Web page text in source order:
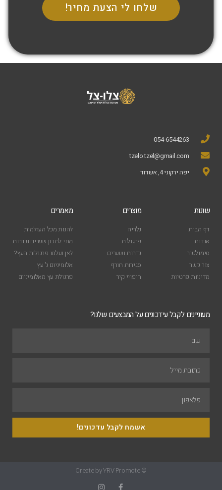
שלחו לי הצעת מחיר!
054-6544263
tzelo.tzel@gmail.com
יפה ירקוני 4, אשדוד
שונות
דף הבית
אודות
סימולטור
צור קשר
מדיניות פרטיות
מוצרים
גלריה
פרגולות
גדרות ושערים
סגירות חורף
חיפויי קיר
מאמרים
להנות מכל העולמות
מתי לתכנן שערים וגדרות
לאן נעלמו פרגולות העץ?
אלומיניום נ' עץ
פרגולת עץ מאלומיניום
מעוניינים לקבל עידכונים על המבצעים שלנו?
אשמח לקבל עדכונים!
© Create by YRV Promote